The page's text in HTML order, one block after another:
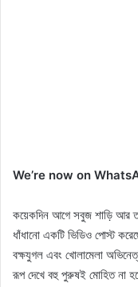
We’re now on
কয়েকদিন আগে সবুজ শাড়ি আর
ধাঁধানো একটি ভিডিও পোস্ট
বক্ষযুগল এবং খোলামেলা
রূপ দেখে বহু পুরুষই মোহিত না